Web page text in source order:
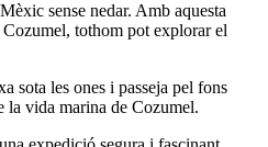
sense nedar. Amb aquesta
tothom pot explorar el
sota les ones i passeja pel fons
la vida marina de Cozumel.